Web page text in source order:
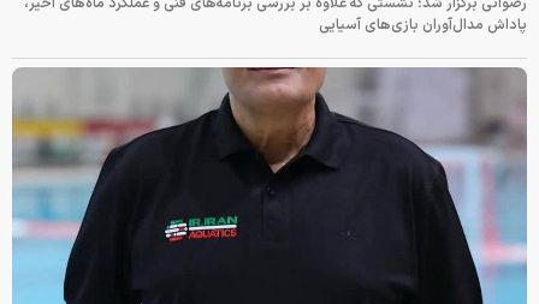
پاداش مدال‌آوران بازی‌های آسیایی